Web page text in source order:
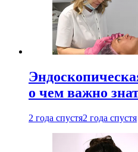
о чем важно
2 года спустя2 года спустя